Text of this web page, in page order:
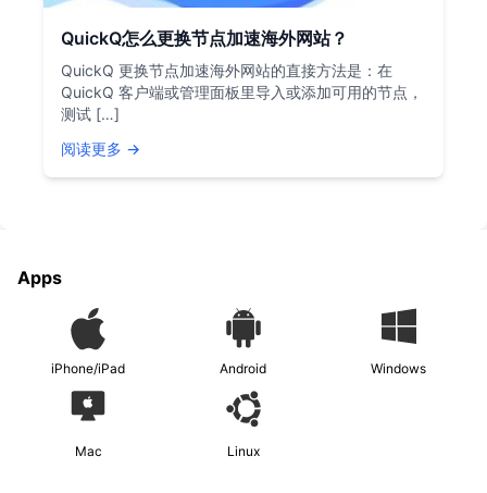
QuickQ怎么更换节点加速海外网站？
QuickQ 更换节点加速海外网站的直接方法是：在
QuickQ 客户端或管理面板里导入或添加可用的节点，
测试 […]
阅读更多 →
Apps
iPhone/iPad Android Windows
Mac Linux